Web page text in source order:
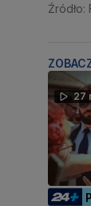
27